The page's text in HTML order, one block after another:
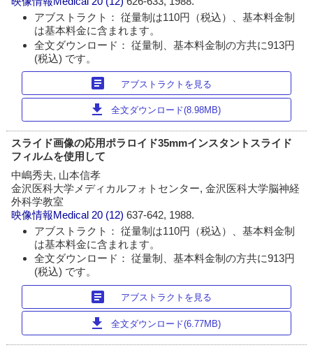
アブストラクト： 従量制は110円（税込）、基本料金制
は基本料金に含まれます。
全文ダウンロード： 従量制、基本料金制の方共に913円
(税込) です。
article アブストラクトを見る
download 全文ダウンロード(8.98MB)
スライド画像の応用ポラロイド35mmインスタントスライド
フィルムを使用して
中嶋秀夫, 山本信孝
金沢医科大学メディカルフォトセンター, 金沢医科大学脳神経
外科学教室
映像情報Medical 20 (12)637-642, 1988.
アブストラクト： 従量制は110円（税込）、基本料金制
は基本料金に含まれます。
全文ダウンロード： 従量制、基本料金制の方共に913円
(税込) です。
article アブストラクトを見る
download 全文ダウンロード(6.77MB)